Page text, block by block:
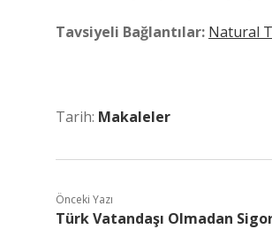
Tavsiyeli Bağlantılar: Natural
Tarih: Makaleler
Önceki Yazı
Türk Vatandaşı Olmadan